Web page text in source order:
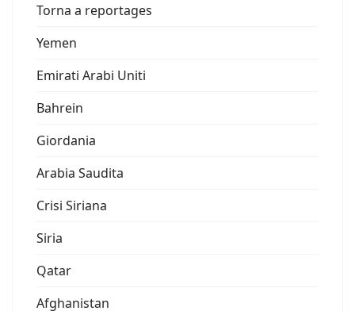
Torna a reportages
Yemen
Emirati Arabi Uniti
Bahrein
Giordania
Arabia Saudita
Crisi Siriana
Siria
Qatar
Afghanistan